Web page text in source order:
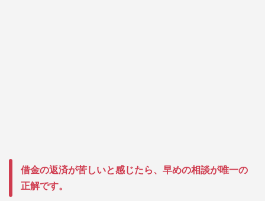
借金の返済が苦しいと感じたら、早めの相談が唯一の
正解です。